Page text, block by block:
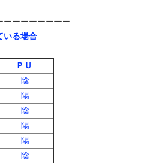
ーーーーーーー
いる場合
ＰＵ
陰
陽
陰
陽
陽
陰